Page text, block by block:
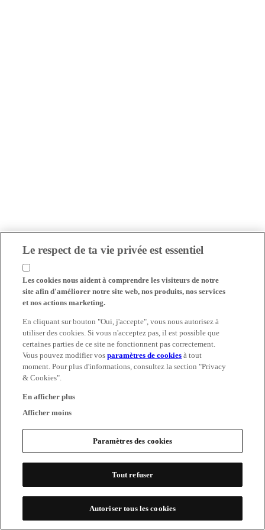
Le respect de ta vie privée est essentiel
Les cookies nous aident à comprendre les visiteurs de notre
site afin d'améliorer notre site web, nos produits, nos services
et nos actions marketing.
En cliquant sur bouton "Oui, j'accepte", vous nous autorisez à
utiliser des cookies. Si vous n'acceptez pas, il est possible que
certaines parties de ce site ne fonctionnent pas correctement.
Vous pouvez modifier vosparamètres de cookies à tout
moment. Pour plus d'informations, consultez la section "Privacy
& Cookies".
En afficher plus
Afficher moins
Paramètres des cookies
Tout refuser
Autoriser tous les cookies